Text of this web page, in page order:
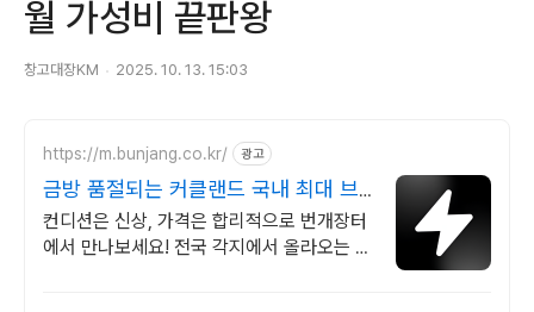
월 가성비 끝판왕
창고대장KM 2025. 10. 13. 15:03
https://m.bunjang.co.kr/ 광고
금방 품절되는 커클랜드 국내 최대 브
랜드 중고거래
컨디션은 신상, 가격은 합리적으로 번개장터
에서 만나보세요! 전국 각지에서 올라오는 전